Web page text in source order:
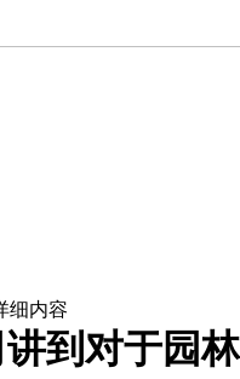
细内容
到对于园林